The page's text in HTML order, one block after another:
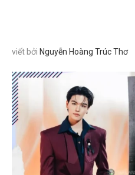
viết bởi Nguyễn Hoàng Trúc Thơ